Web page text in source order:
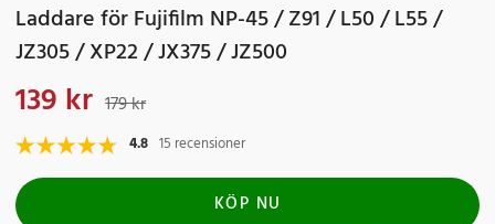
Laddare för Fujifilm NP-45 / Z91 / L50 / L55 /
JZ305 / XP22 / JX375 / JZ500
Nuvarande pris
139 kr 179 kr
4.8 15 recensioner
KÖP NU